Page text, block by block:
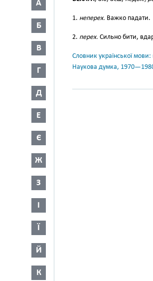
А
Б
В
Г
Д
Е
Є
Ж
З
І
Ї
Й
К
1. неперех. Важко падати.
2. перех. Сильно бити,
Словник української
Наукова думка,